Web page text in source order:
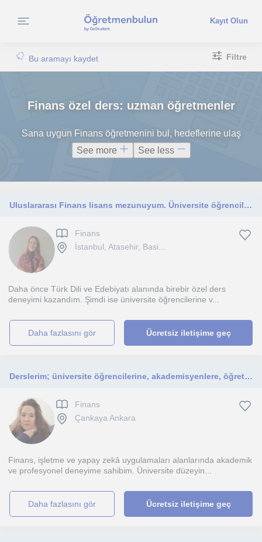
Kayıt Olun
Bu aramayı kaydet Filtre
Finans özel ders: uzman öğretmenler
Sana uygun Finans öğretmenini bul, hedeflerine ulaş
See more
See less
Uluslararası Finans lisans mezunuyum. Üniversite öğrencilerine ve finans alanına ilgi duyan herkese temel finans eğitimi veriyorum
Finans
İstanbul, Atasehir, Basi...
Daha önce Türk Dili ve Edebiyatı alanında birebir özel ders
deneyimi kazandım. Şimdi ise üniversite öğrencilerine v...
daha fazlasını gör Ücretsiz iletişime geç
Derslerim; üniversite öğrencilerine, akademisyenlere, öğretmenlere, kamu ve özel sektör çalışanlarına, yöneticilere, girişimciler
Finans
Çankaya Ankara
Finans, işletme ve yapay zekâ uygulamaları alanlarında akademik
ve profesyonel deneyime sahibim. Üniversite düzeyin...
daha fazlasını gör Ücretsiz iletişime geç